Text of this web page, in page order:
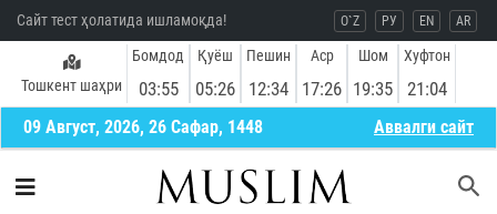
Сайт тест ҳолатида ишламоқда! O`Z РУ EN AR
Тошкент шаҳри
Бомдод
03:55
Қуёш
05:26
Пешин
12:34
Аср
17:26
Шом
19:35
Хуфтон
21:04
09 Август, 2026, 26 Сафар, 1448 Aввалги сайт